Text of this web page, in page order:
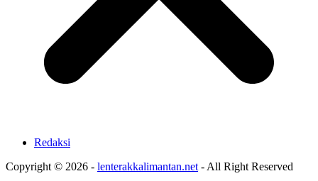
Redaksi
Copyright © 2026 - lenterakkalimantan.net - All Right Reserved